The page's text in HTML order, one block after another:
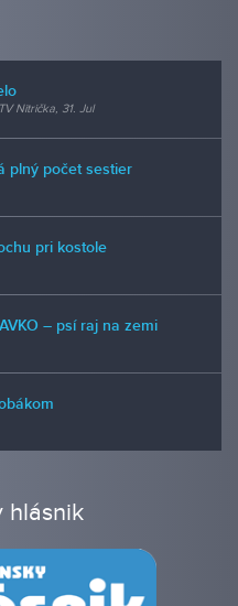
Nitrička, 31. Jul
plný počet sestier
pri kostole
– psí raj na zemi
hlásnik